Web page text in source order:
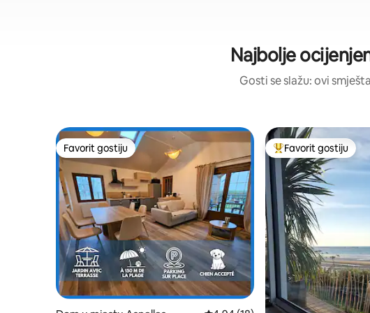
Najbolje
Gosti se slažu: ovi
Favorit gostiju
Favorit gostiju Glavni favorit gostiju
Favorit gostiju